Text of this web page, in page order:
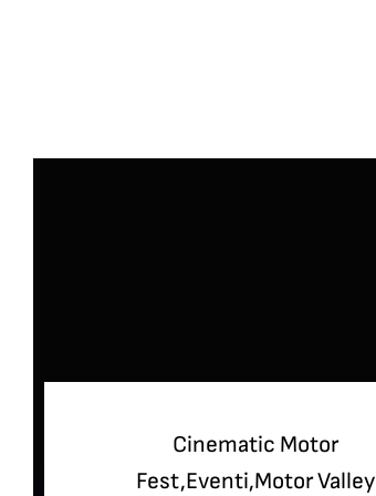
Cinematic Motor
Fest,Eventi,Motor Valley